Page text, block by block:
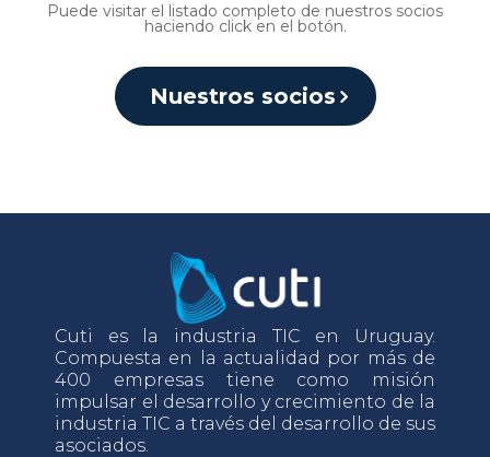
Puede visitar el listado completo de nuestros socios
haciendo click en el botón.
Nuestros socios
Cuti es la industria TIC en Uruguay.
Compuesta en la actualidad por más de
400 empresas tiene como misión
impulsar el desarrollo y crecimiento de la
industria TIC a través del desarrollo de sus
asociados.